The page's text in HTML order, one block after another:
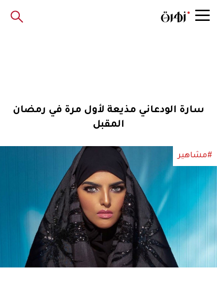
سارة الودعاني مذيعة لأول مرة في رمضان
المقبل
#مشاهير